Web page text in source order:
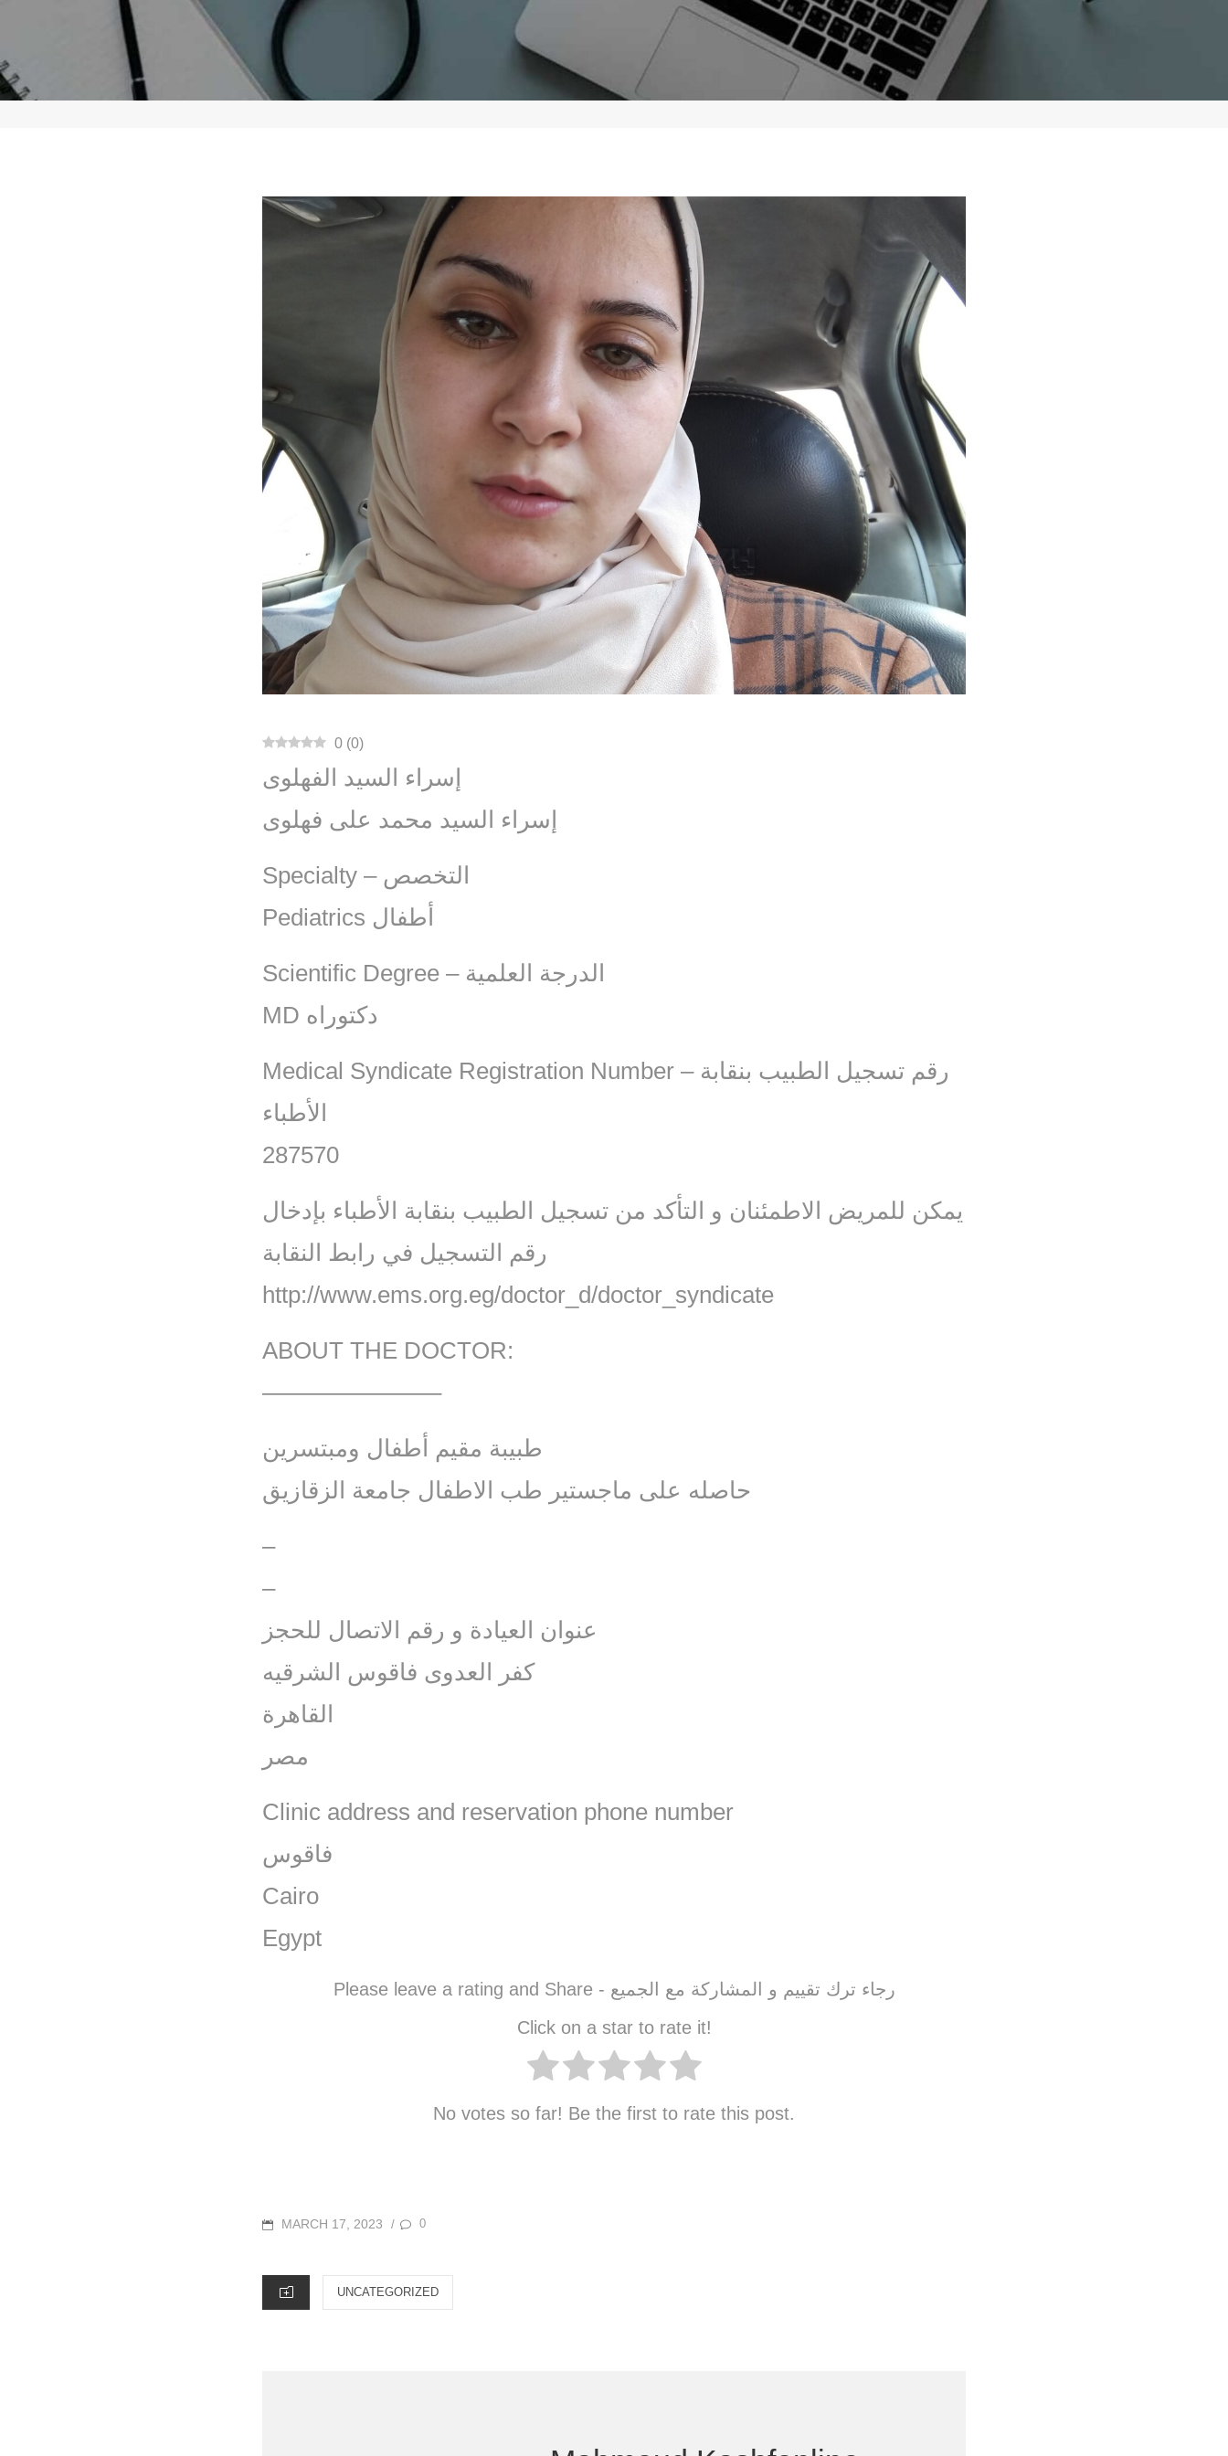
0 (0)
إسراء السيد الفهلوى
إسراء السيد محمد على فهلوى
Specialty – التخصص
Pediatrics أطفال
Scientific Degree – الدرجة العلمية
MD دكتوراه
Medical Syndicate Registration Number – رقم تسجيل الطبيب بنقابة
الأطباء
287570
يمكن للمريض الاطمئنان و التأكد من تسجيل الطبيب بنقابة الأطباء بإدخال
رقم التسجيل في رابط النقابة
http://www.ems.org.eg/doctor_d/doctor_syndicate
ABOUT THE DOCTOR:
———————–
طبيبة مقيم أطفال ومبتسرين
حاصله على ماجستير طب الاطفال جامعة الزقازيق
–
–
عنوان العيادة و رقم الاتصال للحجز
كفر العدوى فاقوس الشرقيه
القاهرة
مصر
Clinic address and reservation phone number
فاقوس
Cairo
Egypt
Please leave a rating and Share - رجاء ترك تقييم و المشاركة مع الجميع
Click on a star to rate it!
No votes so far! Be the first to rate this post.
POSTED
MARCH 17, 2023 / 0
CATEGORIES
UNCATEGORIZED